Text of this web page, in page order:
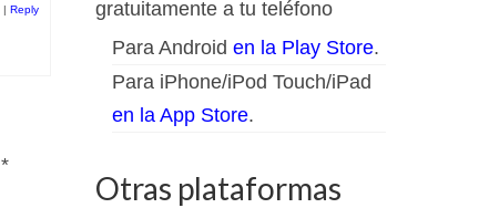
| Reply
*
gratuitamente a tu teléfono
Para Android en la Play Store.
Para iPhone/iPod Touch/iPad
en la App Store.
Otras plataformas